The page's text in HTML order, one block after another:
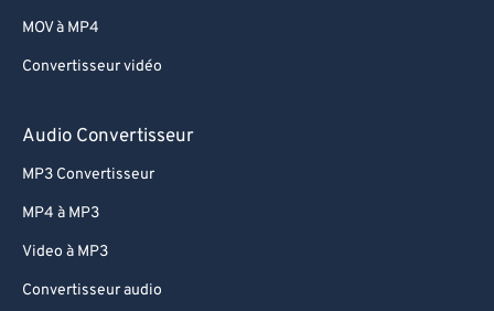
MOV à MP4
Convertisseur vidéo
Audio Convertisseur
MP3 Convertisseur
MP4 à MP3
Video à MP3
Convertisseur audio